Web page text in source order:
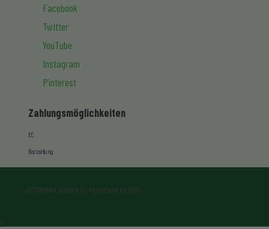
Facebook
Twitter
YouTube
Instagram
Pinterest
Zahlungsmöglichkeiten
EC
Barzahlung
LEITERMANN GmbH & Co. Fachmarkt KG 2021
"}